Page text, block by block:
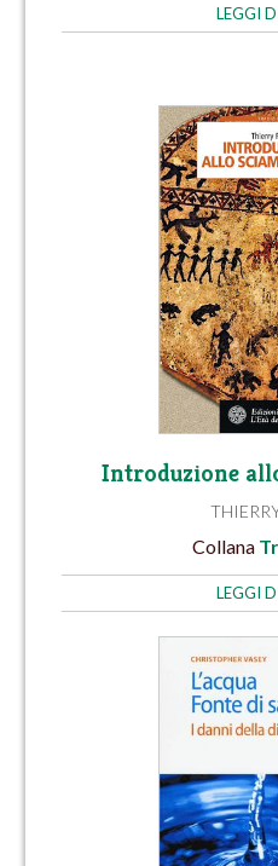
LEGGI
Introduzione
Collana
LEGGI